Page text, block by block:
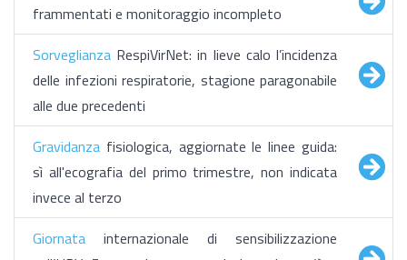
frammentati e monitoraggio incompleto
Sorveglianza RespiVirNet: in lieve calo l’incidenza
delle infezioni respiratorie, stagione paragonabile
alle due precedenti
Gravidanza fisiologica, aggiornate le linee guida:
sì all'ecografia del primo trimestre, non indicata
invece al terzo
Giornata internazionale di sensibilizzazione